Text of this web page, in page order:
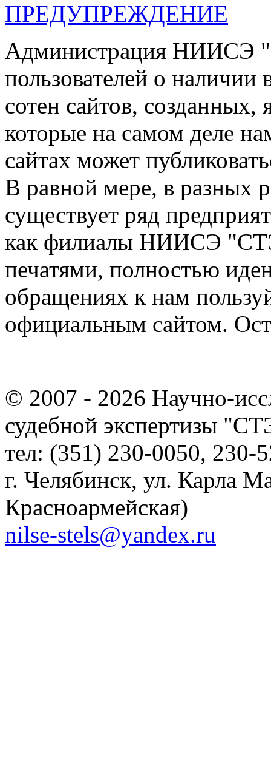
ПРЕДУПРЕЖДЕНИЕ
Администрация НИИСЭ
пользователей о наличии
сотен сайтов,
которые на самом деле
сайтах может
В равной мере, в разных
существует ряд
как филиалы НИИСЭ
печатями, полностью
обращениях к нам
официальным сайтом.
© 2007 - 2026 Научно-
судебной экспертизы
тел: (351) 230-0050, 230-
г. Челябинск, ул. Карла
Красноармейская)
nilse-stels@yandex.ru